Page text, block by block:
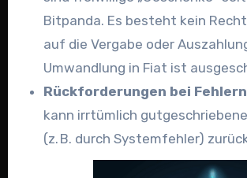
Bitpanda. Es besteht kein
auf die Vergabe oder
Umwandlung in Fiat ist
Rückforderungen bei
kann irrtümlich
(z. B. durch Systemfehler)